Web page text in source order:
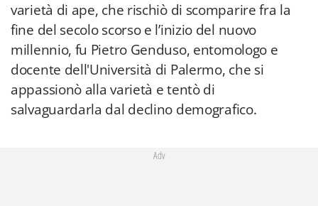
varietà di ape, che rischiò di scomparire fra la
fine del secolo scorso e l’inizio del nuovo
millennio, fu Pietro Genduso, entomologo e
docente dell'Università di Palermo, che si
appassionò alla varietà e tentò di
salvaguardarla dal declino demografico.
Adv